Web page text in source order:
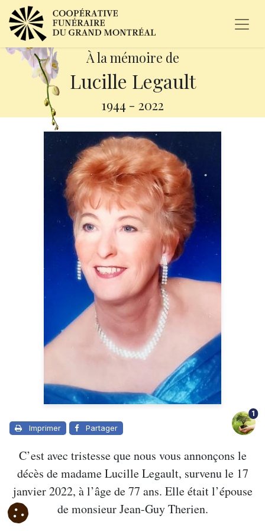
À la mémoire de
Lucille Legault
1944 - 2022
Imprimer Partager
1
C’est avec tristesse que nous vous annonçons le
décès de madame Lucille Legault, survenu le 17
janvier 2022, à l’âge de 77 ans. Elle était l’épouse
de monsieur Jean-Guy Therien.